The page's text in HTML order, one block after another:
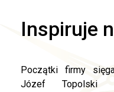
Inspiruje
Początki firmy
Józef Topolski